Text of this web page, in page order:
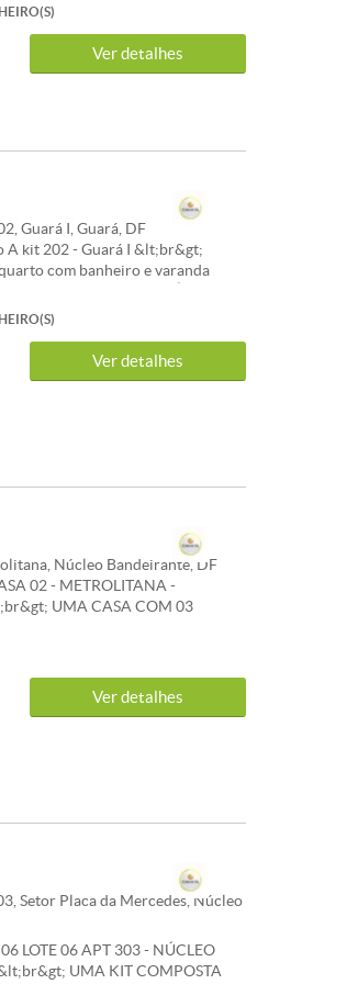
Tel. Fixo: (61) 3386-9000
3703 &lt;br&gt;
&lt;br&gt; &lt;br&gt;
Ver detalhes
Guará I, Guará, DF
A kit 202 - Guará I &lt;br&gt;
com banheiro e varanda
&lt;br&gt; 061.99112-3703
Ver detalhes
Núcleo Bandeirante, DF
02 - METROLITANA -
UMA CASA COM 03
VAGA DE GARAGEM. &lt;br&gt;
&lt;br&gt; &lt;br&gt; -
Escola, Farmácia,
Ver detalhes
Setor Placa da Mercedes, Núcleo
LOTE 06 APT 303 - NÚCLEO
UMA KIT COMPOSTA